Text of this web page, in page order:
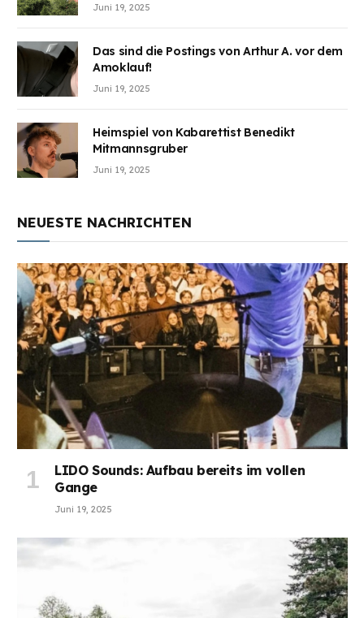
Juni 19, 2025
Das sind die Postings von Arthur A. vor dem
Amoklauf!
Juni 19, 2025
Heimspiel von Kabarettist Benedikt
Mitmannsgruber
Juni 19, 2025
NEUESTE NACHRICHTEN
LIDO Sounds: Aufbau bereits im vollen
Gange
Juni 19, 2025